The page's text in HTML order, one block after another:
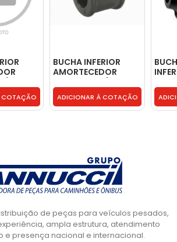
COTAÇÃO
BUCHA INFERIOR
AMORTECEDOR
T06513441
ADICIONAR À COTAÇÃO
de peças para veículos pesados,
ampla estrutura, atendimento
e presença nacional e internacional.